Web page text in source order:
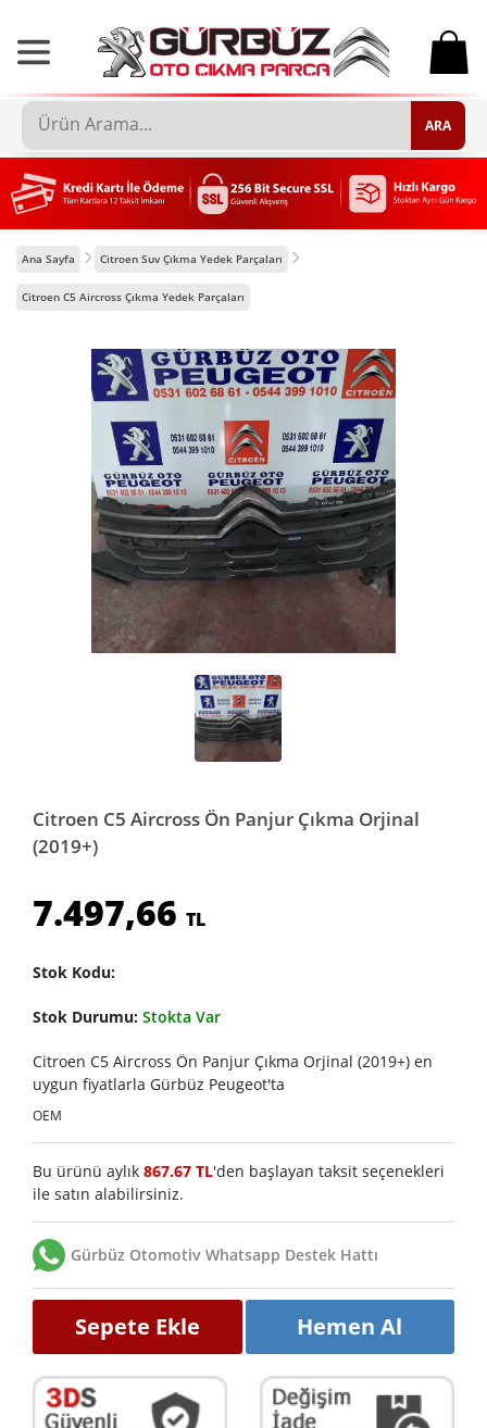
0
ARA
Ana Sayfa Citroen Suv Çıkma Yedek Parçaları
Citroen C5 Aircross Çıkma Yedek Parçaları
Citroen C5 Aircross Ön Panjur Çıkma Orjinal
(2019+)
7.497,66 TL
Stok Kodu:
Stok Durumu: Stokta Var
Citroen C5 Aircross Ön Panjur Çıkma Orjinal (2019+) en
uygun fiyatlarla Gürbüz Peugeot'ta
OEM
Bu ürünü aylık 867.67 TL'den başlayan taksit seçenekleri
ile satın alabilirsiniz.
Gürbüz Otomotiv Whatsapp Destek Hattı
Sepete Ekle Hemen Al